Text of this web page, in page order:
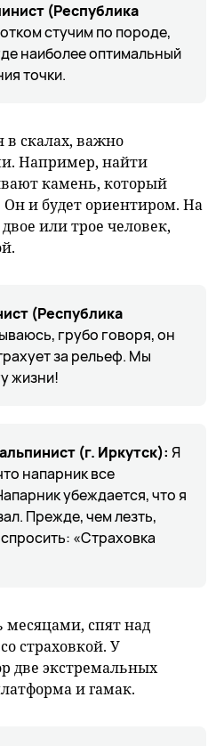
(Республика
стучим по породе,
наиболее оптимальный
точки.
в скалах, важно
Например, найти
камень, который
Он и будет ориентиром. На
или трое человек,
(Республика
грубо говоря, он
за рельеф. Мы
жизни!
(г. Иркутск): Я
напарник все
убеждается, что я
Прежде, чем лезть,
«Страховка
месяцами, спят над
страховкой. У
две экстремальных
и гамак.